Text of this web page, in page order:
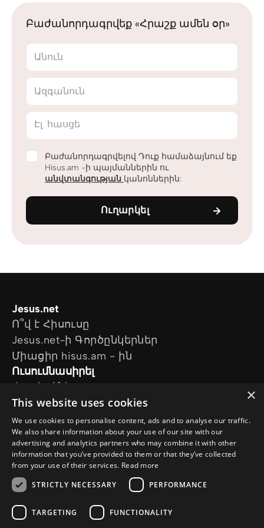
Բաժանորդագրվեք «Հրաշք ամեն օր»
Անուն
Ազգանուն
Էլ. հասցե
Բաժանորդագրվելով Դուք համաձայնում եք
Hisus.am -ի պայմաններին ու
անվտանգության կանոններին:
Ուղարկել
Jesus.net
Ո՞վ է Հիսուսը
Jesus.net-ի Գործընկերներ
Միացիր hisus.am - ին
Ուսումնասիրել
Հոդվածներ
Տեսանյութեր
Մեր նախագծերը
Ես հարց ունեմ
Հետևեք մեզ
×
This website uses cookies
We use cookies to personalise content, ads and to analyse our traffic.
We also share information about your use of our site with our
advertising and analytics partners who may combine it with other
information that you’ve provided to them or that they’ve collected
from your use of their services. Read more
STRICTLY NECESSARY
PERFORMANCE
TARGETING FUNCTIONALITY